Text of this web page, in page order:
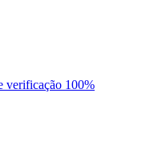
verificação 100%